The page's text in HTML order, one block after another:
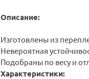
Описание:
Изготовлены из
Невероятная
Подобраны по весу и
Характеристики: